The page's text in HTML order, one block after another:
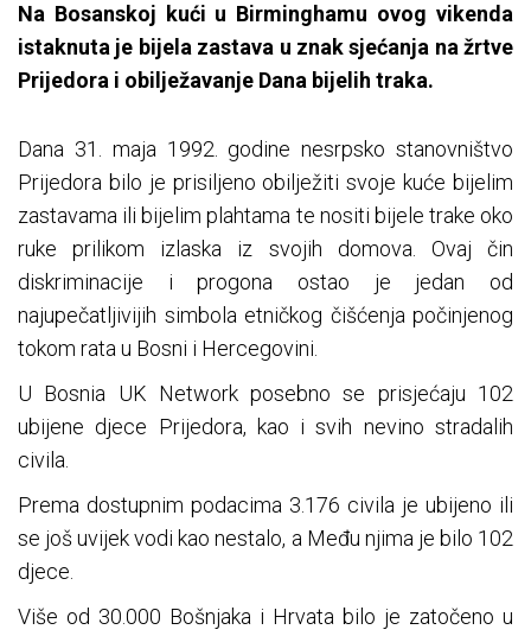
Na Bosanskoj kući u Birminghamu ovog vikenda
istaknuta je bijela zastava u znak sjećanja na žrtve
Prijedora i obilježavanje Dana bijelih traka.
Dana 31. maja 1992. godine nesrpsko stanovništvo
Prijedora bilo je prisiljeno obilježiti svoje kuće bijelim
zastavama ili bijelim plahtama te nositi bijele trake oko
ruke prilikom izlaska iz svojih domova. Ovaj čin
diskriminacije i progona ostao je jedan od
najupečatljivijih simbola etničkog čišćenja počinjenog
tokom rata u Bosni i Hercegovini.
U Bosnia UK Network posebno se prisjećaju 102
ubijene djece Prijedora, kao i svih nevino stradalih
civila.
Prema dostupnim podacima 3.176 civila je ubijeno ili
se još uvijek vodi kao nestalo, a Među njima je bilo 102
djece.
Više od 30.000 Bošnjaka i Hrvata bilo je zatočeno u